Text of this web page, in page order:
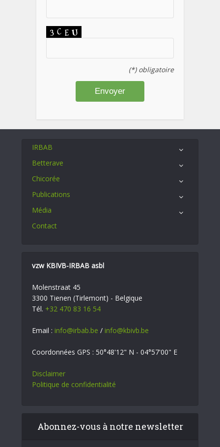
(*) obligatoire
IRBAB
Betterave
Chicorée
Publications
Média
Contact
vzw KBIVB-IRBAB asbl
Molenstraat 45
3300 Tienen (Tirlemont) - Belgique
Tél. +32 470 83 16 54
Email : info@irbab.be / info@kbivb.be
Coordonnées GPS : 50°48'12" N - 04°57'00" E
Disclaimer
Politique de confidentialité
Abonnez-vous à notre newsletter